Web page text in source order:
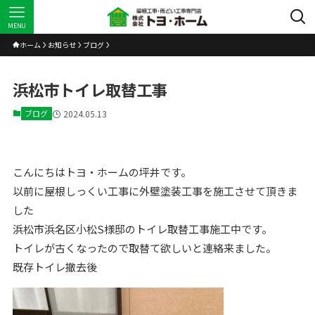
MENU
ホーム お知らせ ブログ
浜松市トイレ取替工事
ブログ 2024.05.13
こんにちはトヨ・ホームの坪井です。
以前に屋根しっくい工事に外壁塗装工事を施工させて頂きま
した
浜松市浜名区小松S様邸のトイレ取替工事施工中です。
トイレが古くなったので取替て欲しいと連絡来ました。
既存トイレ撤去後